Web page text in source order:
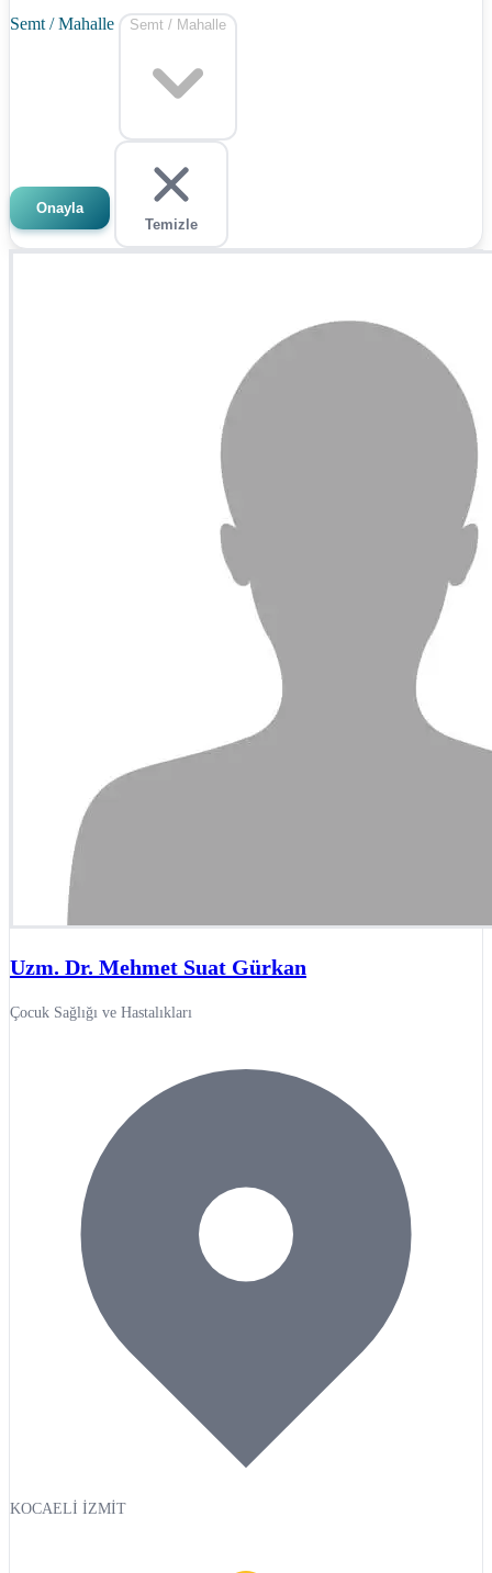
Semt / Mahalle Semt / Mahalle
Onayla
Temizle
Uzm. Dr. Mehmet Suat Gürkan
Çocuk Sağlığı ve Hastalıkları
KOCAELİ İZMİT